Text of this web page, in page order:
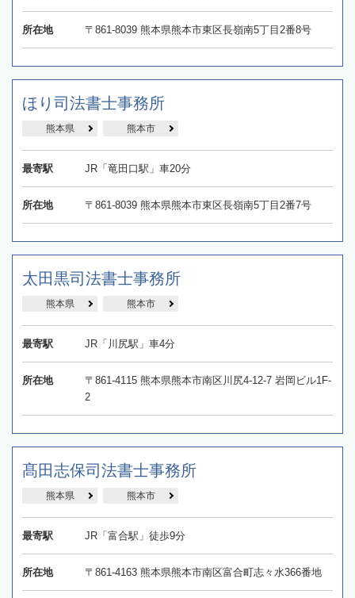
所在地 〒861-8039 熊本県熊本市東区長嶺南5丁目2番8号
ほり司法書士事務所
熊本県 熊本市
最寄駅 JR「竜田口駅」車20分
所在地 〒861-8039 熊本県熊本市東区長嶺南5丁目2番7号
太田黒司法書士事務所
熊本県 熊本市
最寄駅 JR「川尻駅」車4分
所在地
〒861-4115 熊本県熊本市南区川尻4-12-7 岩岡ビル1F-
2
髙田志保司法書士事務所
熊本県 熊本市
最寄駅 JR「富合駅」徒歩9分
所在地 〒861-4163 熊本県熊本市南区富合町志々水366番地